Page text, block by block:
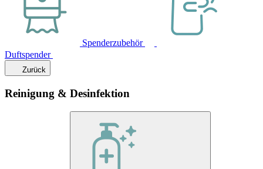
Spenderzubehör
Duftspender
Zurück
Reinigung & Desinfektion